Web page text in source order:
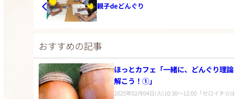
親子deどんぐり
おすすめの記事
ほっとカフェ「一緒に、どんぐり理
解こう！①」
2025年02月04日(火)10:30〜12:00「ゼロイチ☆